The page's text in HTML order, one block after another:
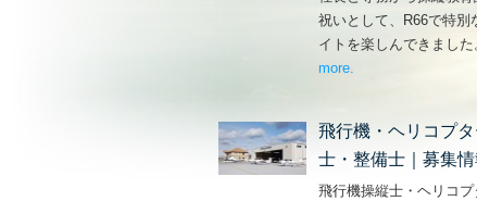
祝いとして、R66で特別
イトを楽しんできました
more – ‘社長と専務から
飛行機・ヘリコプ
士・整備士｜募集情
飛行機操縦士・ヘリコ